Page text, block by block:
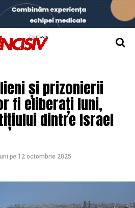
și prizonierii
fi eliberați luni,
dintre Israel
pe 12 octombrie 2025